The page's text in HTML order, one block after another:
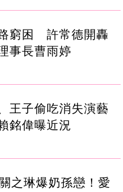
窮困 許常德開轟
事長曹雨婷
王子偷吃消失演藝
銘偉曝近況
之琳爆奶孫戀！愛